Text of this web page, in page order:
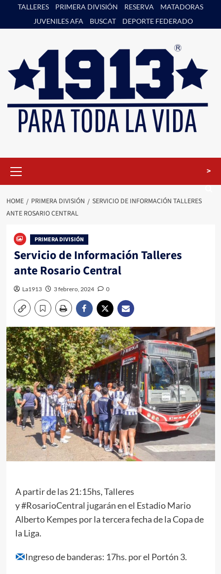
content
TALLERES PRIMERA DIVISIÓN RESERVA
MATADORAS
JUVENILES AFA
BUSCAT DEPORTE FEDERADO
Menu
>
HOME PRIMERA DIVISIÓN
SERVICIO DE INFORMACIÓN TALLERES
ANTE ROSARIO CENTRAL
PRIMERA DIVISIÓN
Servicio de Información Talleres
ante Rosario Central
La1913 3 febrero, 2024 0
A partir de las 21:15hs, Talleres
y#RosarioCentral jugarán en el Estadio Mario
Alberto Kempes por la tercera fecha de la Copa de
la Liga.
Ingreso de banderas: 17hs. por el Portón 3.